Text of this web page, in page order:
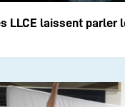
LLCE laissent parler